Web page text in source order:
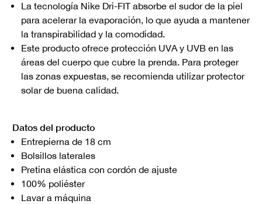
La tecnología Nike Dri-FIT absorbe el sudor de la piel
para acelerar la evaporación, lo que ayuda a mantener
la transpirabilidad y la comodidad.
Este producto ofrece protección UVA y UVB en las
áreas del cuerpo que cubre la prenda. Para proteger
las zonas expuestas, se recomienda utilizar protector
solar de buena calidad.
Datos del producto
Entrepierna de 18 cm
Bolsillos laterales
Pretina elástica con cordón de ajuste
100% poliéster
Lavar a máquina